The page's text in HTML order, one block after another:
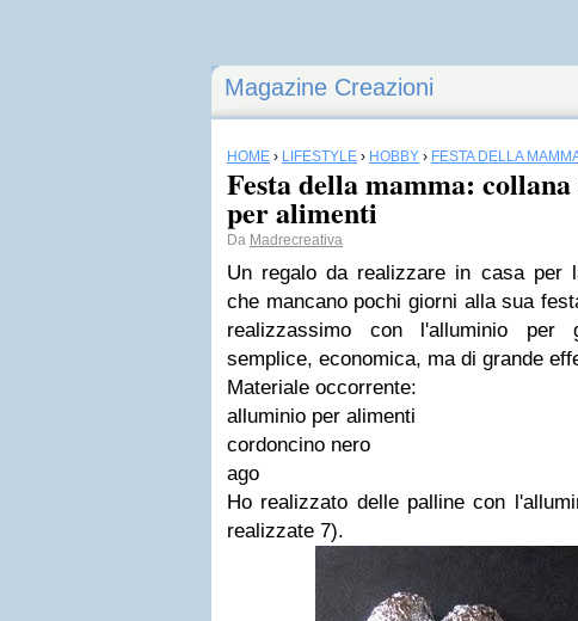
Magazine Creazioni
HOME › LIFESTYLE › HOBBY › FESTA DELLA
Festa della mamma:
per alimenti
Da Madrecreativa
Un regalo da realizzare in casa per
che mancano pochi giorni alla sua
realizzassimo con l'alluminio per
semplice, economica, ma di grande
Materiale occorrente:
alluminio per alimenti
cordoncino nero
ago
Ho realizzato delle palline con
realizzate 7).